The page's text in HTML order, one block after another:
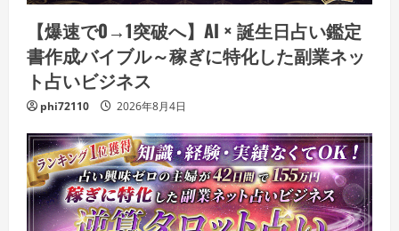
【爆速で0→1突破へ】AI × 誕生日占い鑑定
書作成バイブル～稼ぎに特化した副業ネッ
ト占いビジネス
phi72110 2026年8月4日